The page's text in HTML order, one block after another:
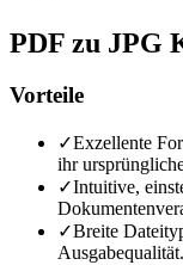
PDF zu JPG
Vorteile
✓Exzellente
ihr
✓Intuitive,
✓Breite
Ausgabequalität.